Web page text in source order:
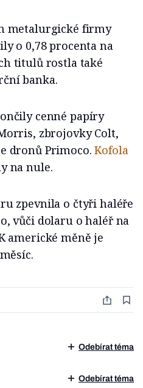
metalurgické firmy
o 0,78 procenta na
titulů rostla také
banka.
cenné papíry
zbrojovky Colt,
dronů Primoco.Kofola
na nule.
zpevnila o čtyři haléře
vůči dolaru o haléř na
americké měně je
Odebírat téma
Odebírat téma